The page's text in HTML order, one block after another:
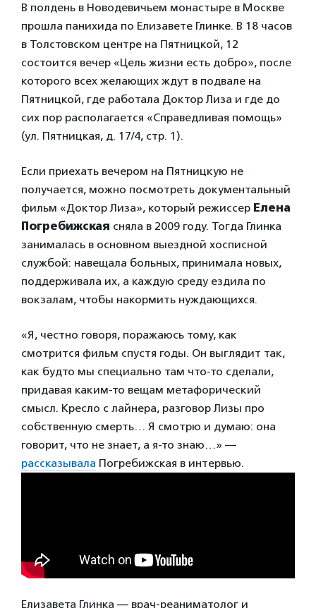
В полдень в Новодевичьем монастыре в Москве
прошла панихида по Елизавете Глинке. В 18 часов
в Толстовском центре на Пятницкой, 12
состоится вечер «Цель жизни есть добро», после
которого всех желающих ждут в подвале на
Пятницкой, где работала Доктор Лиза и где до
сих пор располагается «Справедливая помощь»
(ул. Пятницкая, д. 17/4, стр. 1).
Если приехать вечером на Пятницкую не
получается, можно посмотреть документальный
фильм «Доктор Лиза», который режиссер Елена
Погребижская сняла в 2009 году. Тогда Глинка
занималась в основном выездной хосписной
службой: навещала больных, принимала новых,
поддерживала их, а каждую среду ездила по
вокзалам, чтобы накормить нуждающихся.
«Я, честно говоря, поражаюсь тому, как
смотрится фильм спустя годы. Он выглядит так,
как будто мы специально там что-то сделали,
придавая каким-то вещам метафорический
смысл. Кресло с лайнера, разговор Лизы про
собственную смерть… Я смотрю и думаю: она
говорит, что не знает, а я-то знаю…» —
рассказывала Погребижская в интервью.
Елизавета Глинка — врач-реаниматолог и